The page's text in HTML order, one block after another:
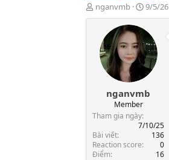
T
h
t
r
nganvmb
N
g
à
y
g
ử
i
9/5/26
nganvmb
Member
Tham gia ngày
7/10/25
Bài viết
136
Reaction score
0
Điểm
16